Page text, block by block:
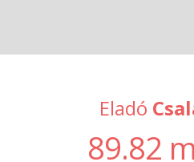
Eladó
89.82